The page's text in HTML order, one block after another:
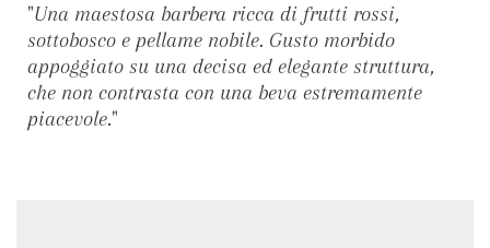
"Una maestosa barbera ricca di frutti rossi,
sottobosco e pellame nobile. Gusto morbido
appoggiato su una decisa ed elegante struttura,
che non contrasta con una beva estremamente
piacevole."